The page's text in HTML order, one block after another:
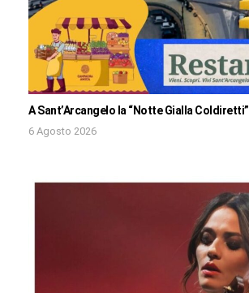
A Sant’Arcangelo la “Notte Gialla Coldiretti”
6 Agosto 2026